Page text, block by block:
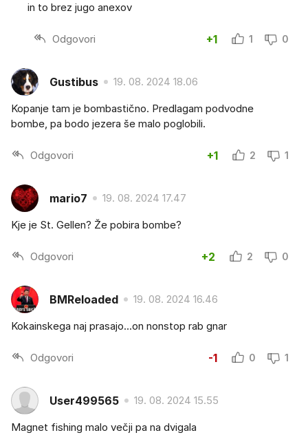
in to brez jugo anexov
Odgovori +1 1 0
Gustibus 19. 08. 2024 18.06
Kopanje tam je bombastično. Predlagam podvodne
bombe, pa bodo jezera še malo poglobili.
Odgovori +1 2 1
mario7 19. 08. 2024 17.47
Kje je St. Gellen? Že pobira bombe?
Odgovori +2 2 0
BMReloaded 19. 08. 2024 16.46
Kokainskega naj prasajo...on nonstop rab gnar
Odgovori -1 0 1
User499565 19. 08. 2024 15.55
Magnet fishing malo večji pa na dvigala